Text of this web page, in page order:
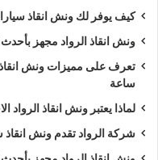
كيف يوفر لك ونش انقاذ
ونش انقاذ الرواد مجهز بأحدث
ساعة
لماذا يعتبر ونش انقاذ الرواد
شركة الرواد تقدم ونش